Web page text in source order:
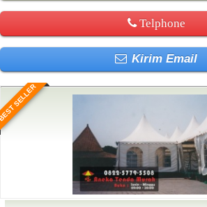
Telphone
Kirim Email
SELLER